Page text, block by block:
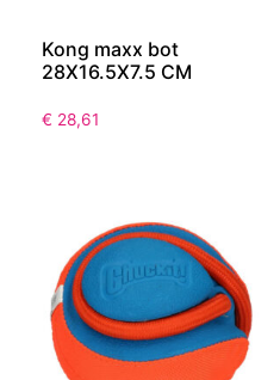
Kong maxx bot
28X16.5X7.5 CM
€ 28,61